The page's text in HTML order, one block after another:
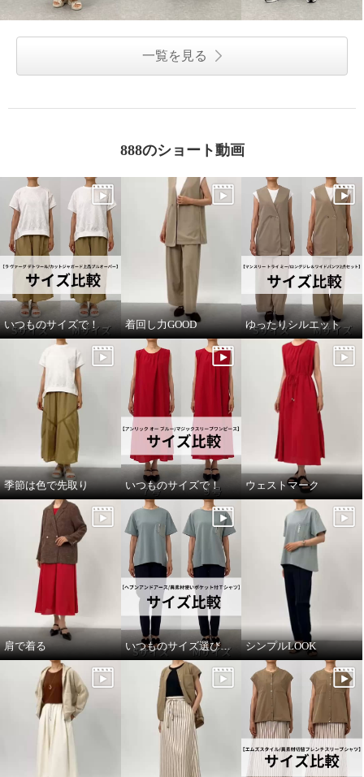
一覧を見る
888のショート動画
いつものサイズで！ 着回し力GOOD ゆったりシルエット
季節は色で先取り いつものサイズで！ ウェストマーク
肩で着る いつものサイズ選びで！ シンプルLOOK